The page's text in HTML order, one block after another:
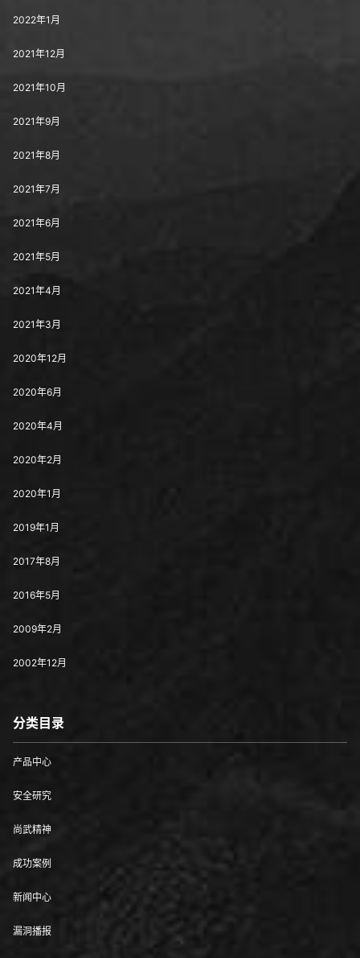
2022年1月
2021年12月
2021年10月
2021年9月
2021年8月
2021年7月
2021年6月
2021年5月
2021年4月
2021年3月
2020年12月
2020年6月
2020年4月
2020年2月
2020年1月
2019年1月
2017年8月
2016年5月
2009年2月
2002年12月
分类目录
产品中心
安全研究
尚武精神
成功案例
新闻中心
漏洞播报